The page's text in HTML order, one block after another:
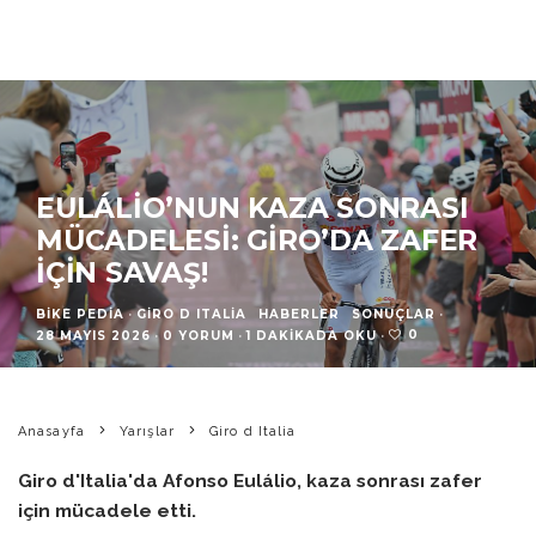
EULÁLIO’NUN KAZA SONRASI
MÜCADELESI: GIRO’DA ZAFER
IÇIN SAVAŞ!
BIKE PEDIA · GIRO D ITALIA HABERLER SONUÇLAR ·
28 MAYIS 2026 · 0 YORUM · 1 DAKIKADA OKU · 0
Anasayfa Yarışlar Giro d Italia
Giro d'Italia'da Afonso Eulálio, kaza sonrası zafer
için mücadele etti.